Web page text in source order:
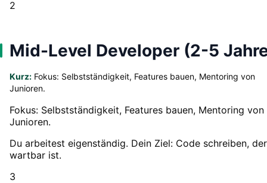
2
Mid-Level Developer (2-5
Kurz: Fokus: Selbstständigkeit, Features bauen, Mentoring von
Junioren.
Fokus: Selbstständigkeit, Features bauen, Mentoring von
Junioren.
Du arbeitest eigenständig. Dein Ziel: Code schreiben, der
wartbar ist.
3